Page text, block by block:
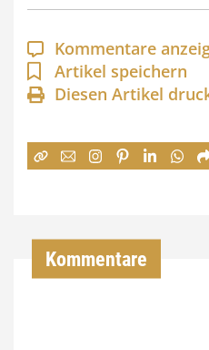
p
a
n
n
:
Kommentare
Artikel speichern
Diesen Artikel
Kommentare